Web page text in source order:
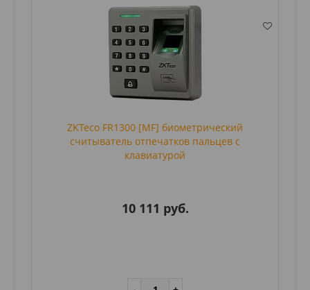
ZKTeco FR1300 [MF] биометрический
считыватель отпечатков пальцев с
клавиатурой
10 111 руб.